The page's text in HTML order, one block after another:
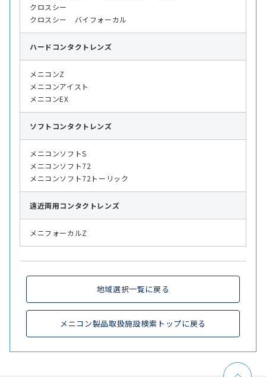
クロスシー
クロスシー バイフォーカル
ハード コンタクトレンズ
メニコンZ
メニコンアイスト
メニコンEX
ソフト コンタクトレンズ
メニコンソフトS
メニコンソフト72
メニコンソフト72トーリック
遠近両用コンタクトレンズ
メニフォーカルZ
地域選択一覧に戻る
メニコン製品取扱施設検索トップに戻る